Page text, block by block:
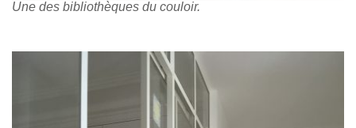
Une des bibliothèques du couloir.